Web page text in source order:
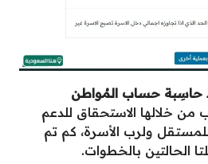
حاسِبة حساب المُواطن
من خلالها الاستحقاق للدعم
ولرب الأسرة، كم تم
الحالتين بالخطوات.